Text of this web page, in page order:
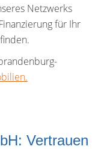
Netzwerks
für Ihr
Vertrauen